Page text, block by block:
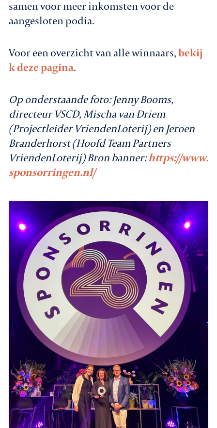
samen voor meer inkomsten voor de
aangesloten podia.
Voor een overzicht van alle winnaars,bekij
k deze pagina.
Op onderstaande foto: Jenny Booms,
directeur VSCD, Mischa van Driem
(Projectleider VriendenLoterij) en Jeroen
Branderhorst (Hoofd Team Partners
VriendenLoterij) Bron banner:https://www.
sponsorringen.nl/